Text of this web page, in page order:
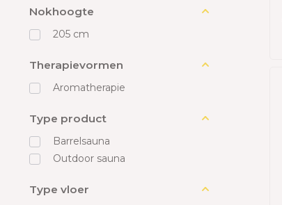
Nokhoogte
205 cm
Therapievormen
Aromatherapie
Type product
Barrelsauna
Outdoor sauna
Type vloer